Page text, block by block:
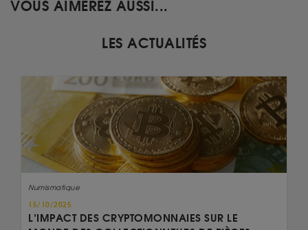
VOUS AIMEREZ AUSSI...
LES ACTUALITÉS
Numismatique
15/10/2025
L’IMPACT DES CRYPTOMONNAIES SUR LE